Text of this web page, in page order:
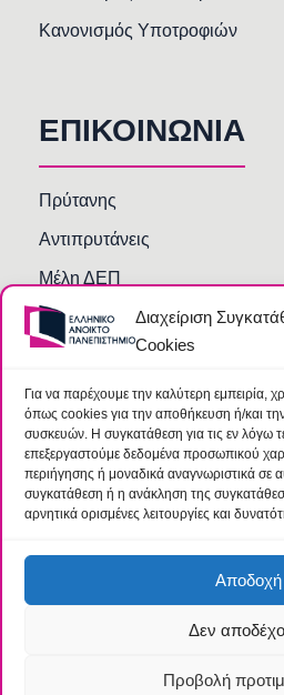
Διαχείριση
Cookies
Για να παρέχουμε την καλύτερη εμπειρία,
όπως cookies για την αποθήκευση ή/και
συσκευών. Η συγκατάθεση για τις εν λόγω
επεξεργαστούμε δεδομένα προσωπικού
περιήγησης ή μοναδικά αναγνωριστικά σε
συγκατάθεση ή η ανάκληση της
αρνητικά ορισμένες λειτουργίες και
Αποδοχή
Δεν
Προβολή
Κανονισμός Υποτροφιών
ΕΠΙΚΟΙΝΩΝΙΑ
Πρύτανης
Αντιπρυτάνεις
Μέλη ΔΕΠ
Τμήματα και Υπηρεσίες
Γραμματείες Κοσμητειών
Βιβλιοθήκη
Συχνές Ερωτήσεις
© 2026 Ελληνικό Ανοικτό
Προστασίας Δεδομένων